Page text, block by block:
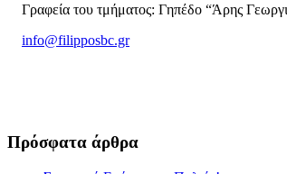
Γραφεία του τμήματος: Γηπέδο “Άρης
info@filipposbc.gr
Πρόσφατα άρθρα